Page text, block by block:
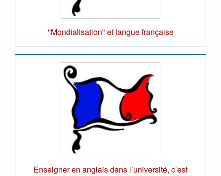
"Mondialisation" et langue française
Enseigner en anglais dans l’université, c’est